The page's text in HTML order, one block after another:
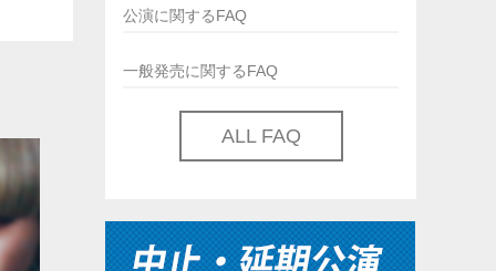
公演に関するFAQ
一般発売に関するFAQ
ALL FAQ